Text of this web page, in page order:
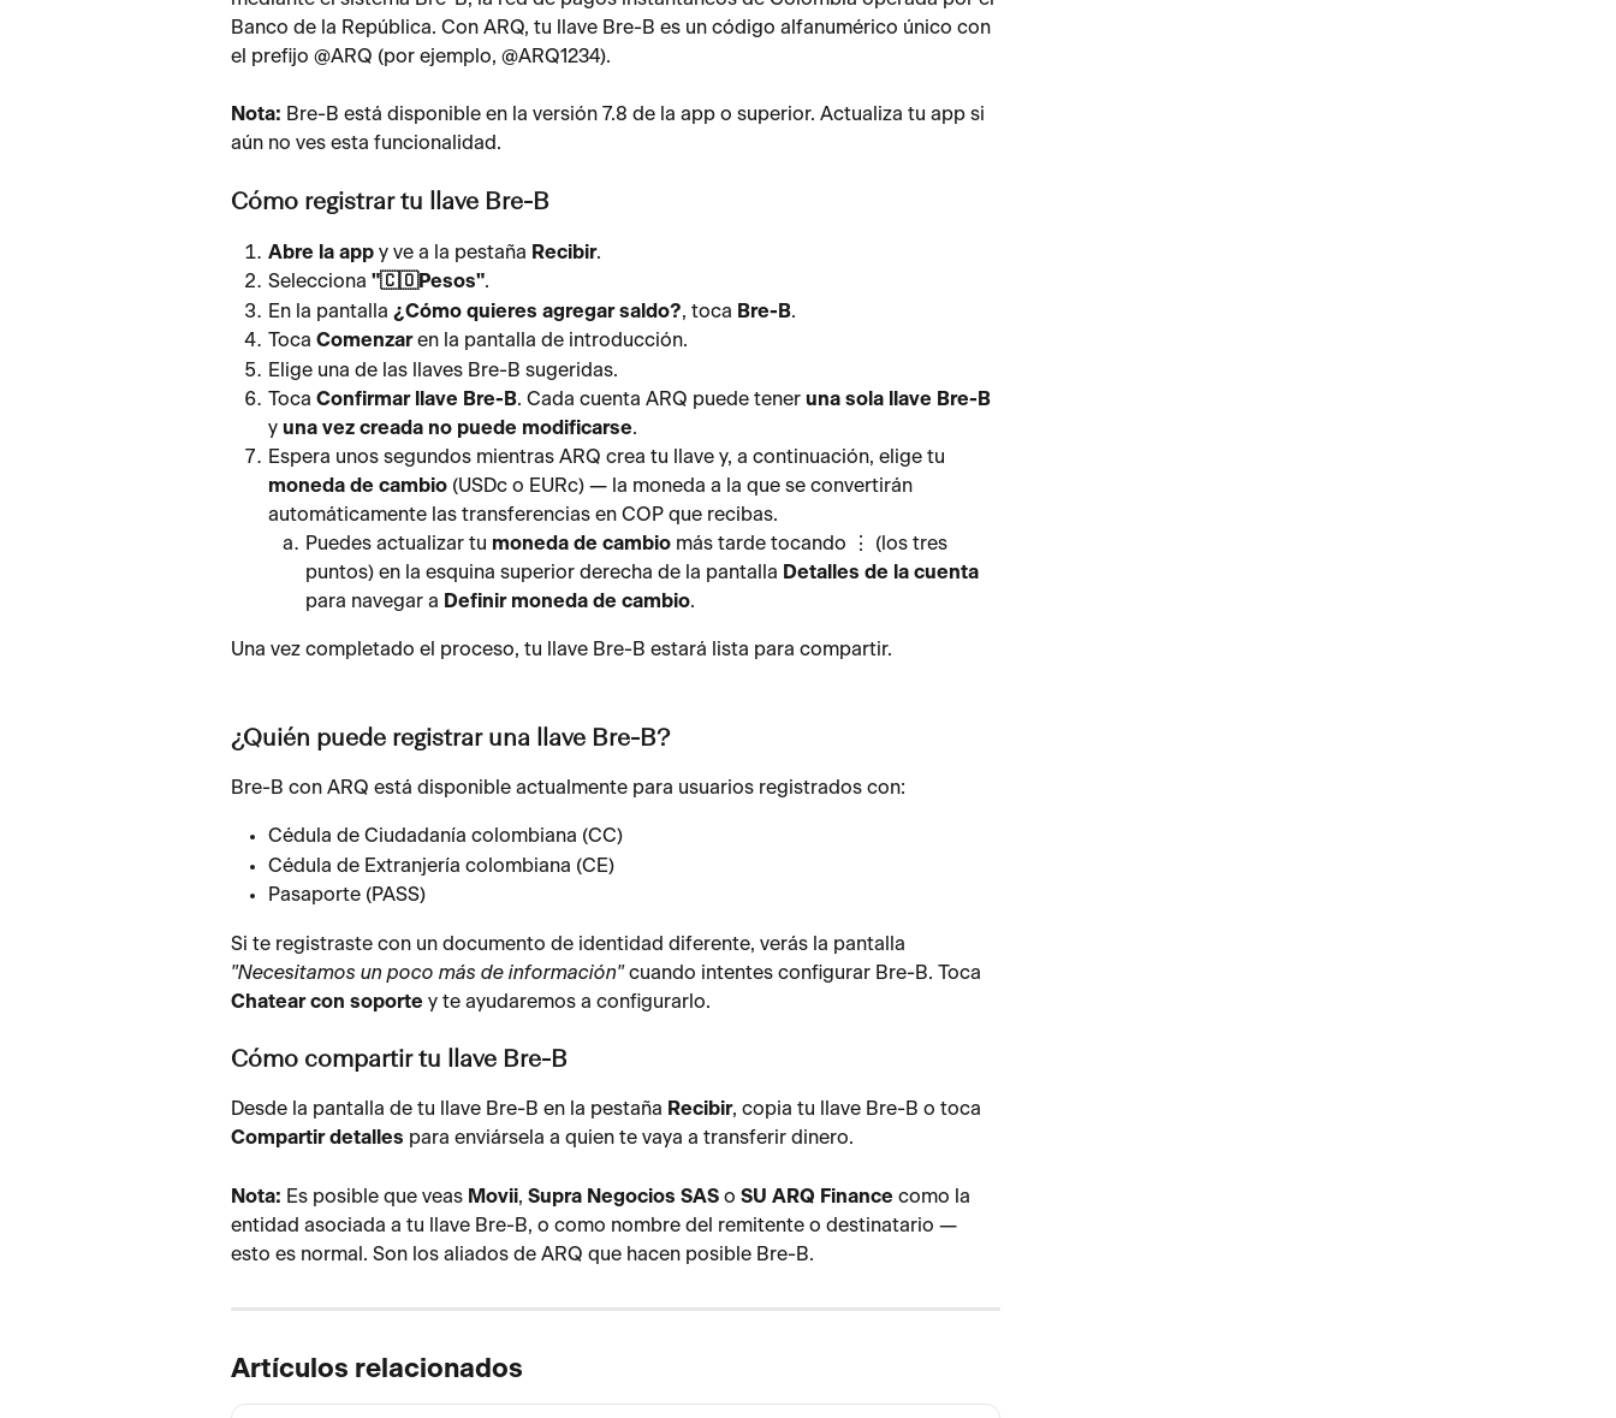
Banco de la República. Con ARQ, tu llave Bre-B es un código alfanumérico único con
el prefijo @ARQ (por ejemplo, @ARQ1234).
Nota: Bre-B está disponible en la versión 7.8 de la app o superior. Actualiza tu app si
aún no ves esta funcionalidad.
Cómo registrar tu llave Bre-B
Abre la app y ve a la pestaña Recibir.
Selecciona "🇨🇴Pesos".
En la pantalla ¿Cómo quieres agregar saldo?, toca Bre-B.
Toca Comenzar en la pantalla de introducción.
Elige una de las llaves Bre-B sugeridas.
Toca Confirmar llave Bre-B. Cada cuenta ARQ puede tener una sola llave Bre-B
y una vez creada no puede modificarse.
Espera unos segundos mientras ARQ crea tu llave y, a continuación, elige tu
moneda de cambio (USDc o EURc) — la moneda a la que se convertirán
automáticamente las transferencias en COP que recibas.
Puedes actualizar tu moneda de cambio más tarde tocando ⋮ (los tres
puntos) en la esquina superior derecha de la pantalla Detalles de la cuenta
para navegar a Definir moneda de cambio.
Una vez completado el proceso, tu llave Bre-B estará lista para compartir.
¿Quién puede registrar una llave Bre-B?
Bre-B con ARQ está disponible actualmente para usuarios registrados con:
Cédula de Ciudadanía colombiana (CC)
Cédula de Extranjería colombiana (CE)
Pasaporte (PASS)
Si te registraste con un documento de identidad diferente, verás la pantalla
"Necesitamos un poco más de información" cuando intentes configurar Bre-B. Toca
Chatear con soporte y te ayudaremos a configurarlo.
Cómo compartir tu llave Bre-B
Desde la pantalla de tu llave Bre-B en la pestaña Recibir, copia tu llave Bre-B o toca
Compartir detalles para enviársela a quien te vaya a transferir dinero.
Nota: Es posible que veas Movii, Supra Negocios SAS o SU ARQ Finance como la
entidad asociada a tu llave Bre-B, o como nombre del remitente o destinatario —
esto es normal. Son los aliados de ARQ que hacen posible Bre-B.
Artículos relacionados